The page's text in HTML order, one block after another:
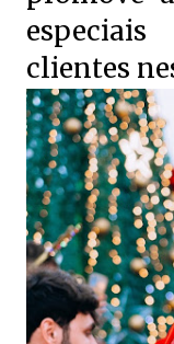
clientes